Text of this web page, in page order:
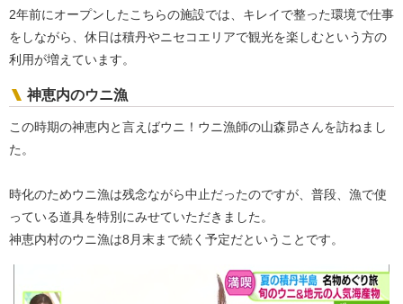
2年前にオープンしたこちらの施設では、キレイで整った環境で仕事
をしながら、休日は積丹やニセコエリアで観光を楽しむという方の
利用が増えています。
神恵内のウニ漁
この時期の神恵内と言えばウニ！ウニ漁師の山森昴さんを訪ねまし
た。
時化のためウニ漁は残念ながら中止だったのですが、普段、漁で使
っている道具を特別にみせていただきました。
神恵内村のウニ漁は8月末まで続く予定だということです。